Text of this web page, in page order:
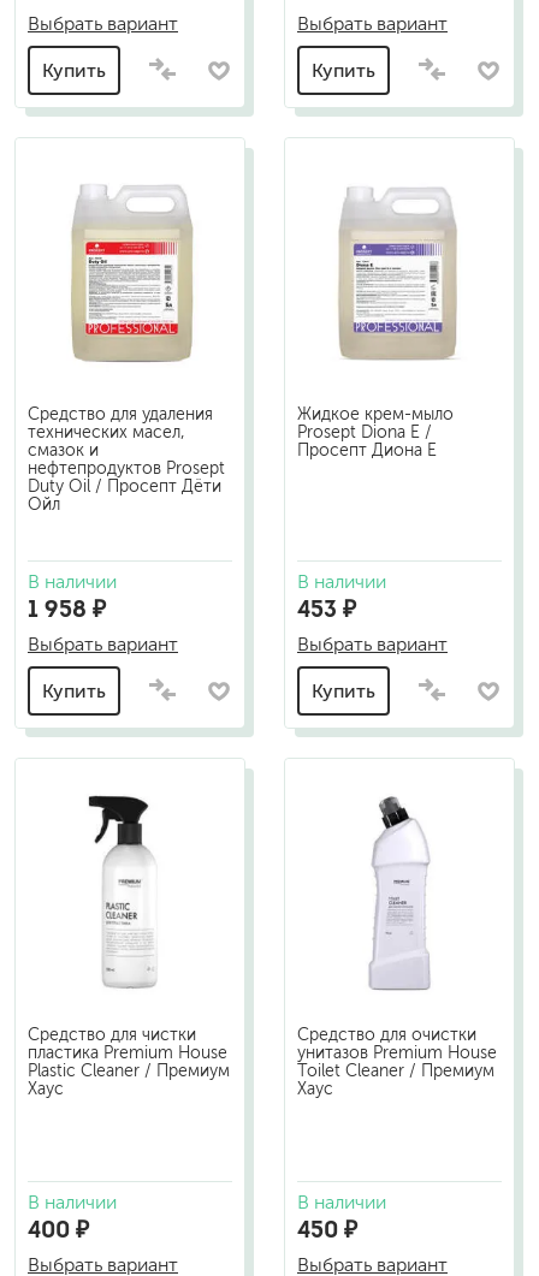
Выбрать вариант
Купить
Выбрать вариант
Купить
Средство для удаления
технических масел,
смазок и
нефтепродуктов Prosept
Duty Oil / Просепт Дёти
Ойл
В наличии
1 958 ₽
Выбрать вариант
Купить
Жидкое крем-мыло
Prosept Diona E /
Просепт Диона Е
В наличии
453 ₽
Выбрать вариант
Купить
Средство для чистки
пластика Premium House
Plastic Cleaner / Премиум
Хаус
В наличии
400 ₽
Выбрать вариант
Средство для очистки
унитазов Premium House
Toilet Cleaner / Премиум
Хаус
В наличии
450 ₽
Выбрать вариант